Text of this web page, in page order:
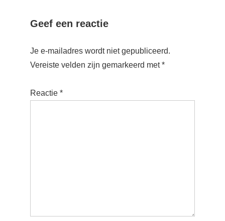
Geef een reactie
Je e-mailadres wordt niet gepubliceerd.
Vereiste velden zijn gemarkeerd met*
Reactie *